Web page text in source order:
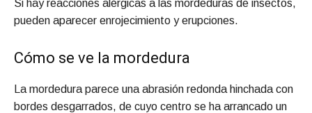
Si hay reacciones alérgicas a las mordeduras de insectos,
pueden aparecer enrojecimiento y erupciones.
Cómo se ve la mordedura
La mordedura parece una abrasión redonda hinchada con
bordes desgarrados, de cuyo centro se ha arrancado un